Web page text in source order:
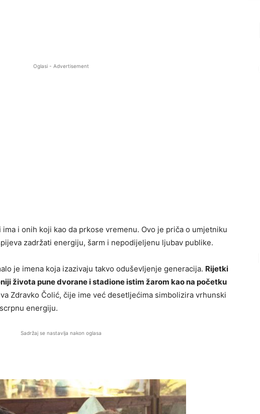
Oglasi - Advertisement
i onih koji kao da prkose vremenu. Ovo je priča o umjetniku
zadržati energiju, šarm i nepodijeljenu ljubav publike.
je imena koja izazivaju takvo oduševljenje generacija. Rijetki
života pune dvorane i stadione istim žarom kao na početku
Zdravko Čolić, čije ime već desetljećima simbolizira vrhunski
energiju.
Sadržaj se nastavlja nakon oglasa